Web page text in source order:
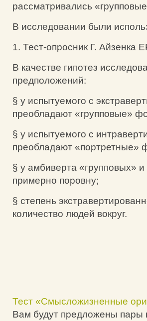
рассматривались
В исследовании были
1. Тест-опросник Г. Айзенка
В качестве гипотез
предположений:
§ у испытуемого с
преобладают «групповые»
§ у испытуемого с
преобладают «портретные»
§ у амбиверта «групповых»
примерно поровну;
§ степень
количество людей вокруг.
Тест «Смысложизненные
Вам будут предложены пары